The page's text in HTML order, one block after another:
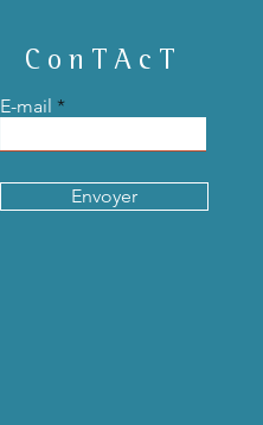
ConTAcT
E-mail
Envoyer